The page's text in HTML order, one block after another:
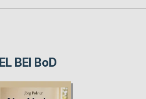
BEI BoD